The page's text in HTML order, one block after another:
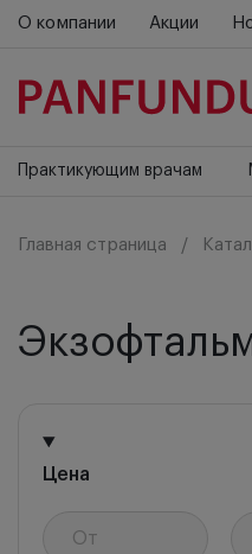
О компании Акции
Практикующим врачам
Главная страница
Цена